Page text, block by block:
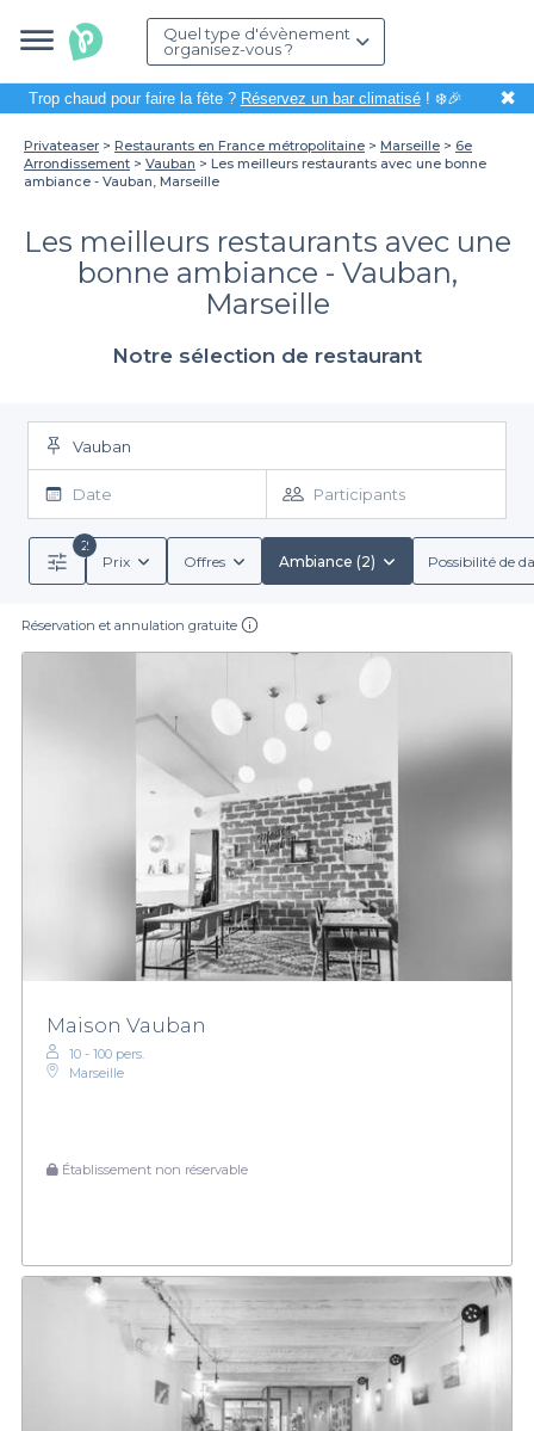
Quel type d'évènement
organisez-vous ?
Trop chaud pour faire la fête ? Réservez un bar climatisé! ❄️🎉 ✖
Privateaser Restaurants en France métropolitaine Marseille
6e
Arrondissement
Vauban
Les meilleurs restaurants avec une bonne
ambiance - Vauban, Marseille
Les meilleurs restaurants avec une
bonne ambiance - Vauban,
Marseille
Notre sélection de restaurant
Vauban
Date Participants
2
Prix
Offres Ambiance (2) Possibilité de
Réservation et annulation gratuite
Maison Vauban
10 - 100 pers.
Marseille
Établissement non réservable